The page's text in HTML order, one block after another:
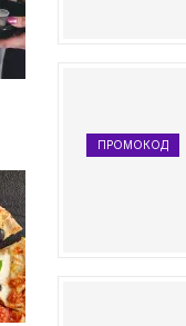
ПРОМОКОД